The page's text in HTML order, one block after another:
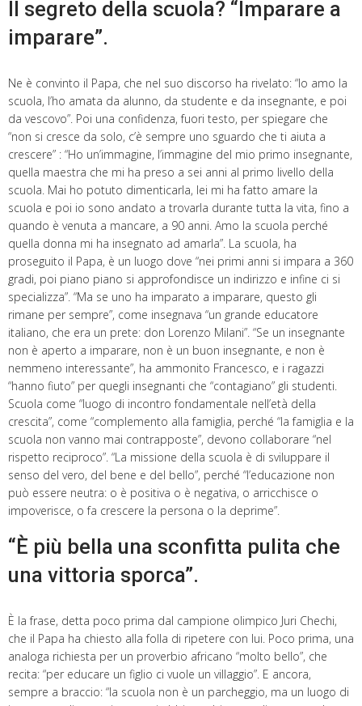
Il segreto della scuola? “Imparare a
imparare”.
Ne è convinto il Papa, che nel suo discorso ha rivelato: “Io amo la
scuola, l’ho amata da alunno, da studente e da insegnante, e poi
da vescovo”. Poi una confidenza, fuori testo, per spiegare che
“non si cresce da solo, c’è sempre uno sguardo che ti aiuta a
crescere” : “Ho un’immagine, l’immagine del mio primo insegnante,
quella maestra che mi ha preso a sei anni al primo livello della
scuola. Mai ho potuto dimenticarla, lei mi ha fatto amare la
scuola e poi io sono andato a trovarla durante tutta la vita, fino a
quando è venuta a mancare, a 90 anni. Amo la scuola perché
quella donna mi ha insegnato ad amarla”. La scuola, ha
proseguito il Papa, è un luogo dove “nei primi anni si impara a 360
gradi, poi piano piano si approfondisce un indirizzo e infine ci si
specializza”. “Ma se uno ha imparato a imparare, questo gli
rimane per sempre”, come insegnava “un grande educatore
italiano, che era un prete: don Lorenzo Milani”. “Se un insegnante
non è aperto a imparare, non è un buon insegnante, e non è
nemmeno interessante”, ha ammonito Francesco, e i ragazzi
“hanno fiuto” per quegli insegnanti che “contagiano” gli studenti.
Scuola come “luogo di incontro fondamentale nell’età della
crescita”, come “complemento alla famiglia, perché “la famiglia e la
scuola non vanno mai contrapposte”, devono collaborare “nel
rispetto reciproco”. “La missione della scuola è di sviluppare il
senso del vero, del bene e del bello”, perché “l’educazione non
può essere neutra: o è positiva o è negativa, o arricchisce o
impoverisce, o fa crescere la persona o la deprime”.
“È più bella una sconfitta pulita che
una vittoria sporca”.
È la frase, detta poco prima dal campione olimpico Juri Chechi,
che il Papa ha chiesto alla folla di ripetere con lui. Poco prima, una
analoga richiesta per un proverbio africano “molto bello”, che
recita: “per educare un figlio ci vuole un villaggio”. E ancora,
sempre a braccio: “la scuola non è un parcheggio, ma un luogo di